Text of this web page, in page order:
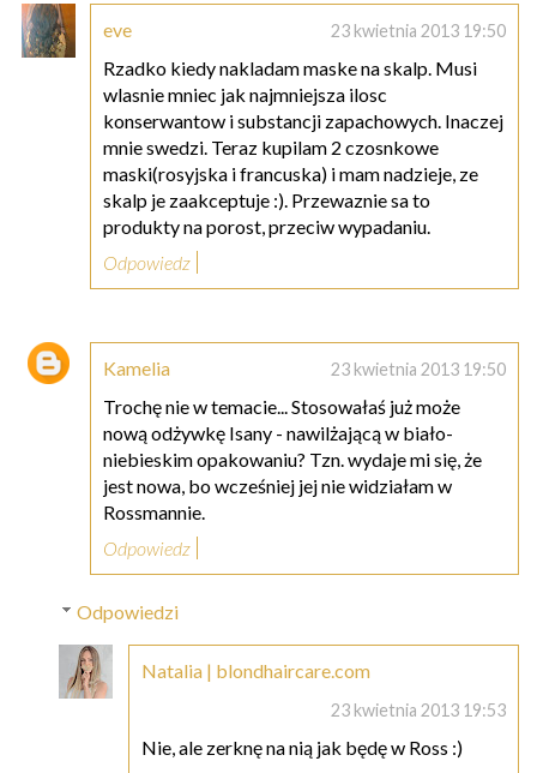
eve 23 kwietnia 2013 19:50
Rzadko kiedy nakladam maske na skalp. Musi
wlasnie mniec jak najmniejsza ilosc
konserwantow i substancji zapachowych. Inaczej
mnie swedzi. Teraz kupilam 2 czosnkowe
maski(rosyjska i francuska) i mam nadzieje, ze
skalp je zaakceptuje :). Przewaznie sa to
produkty na porost, przeciw wypadaniu.
Odpowiedz
Kamelia 23 kwietnia 2013 19:50
Trochę nie w temacie... Stosowałaś już może
nową odżywkę Isany - nawilżającą w biało-
niebieskim opakowaniu? Tzn. wydaje mi się, że
jest nowa, bo wcześniej jej nie widziałam w
Rossmannie.
Odpowiedz
Odpowiedzi
Natalia | blondhaircare.com
23 kwietnia 2013 19:53
Nie, ale zerknę na nią jak będę w Ross :)